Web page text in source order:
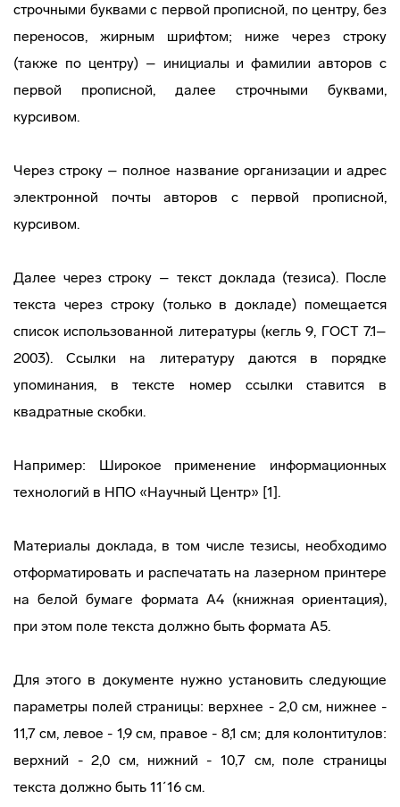
строчными буквами с первой прописной, по центру, без
переносов, жирным шрифтом; ниже через строку
(также по центру) – инициалы и фамилии авторов с
первой прописной, далее строчными буквами,
курсивом.
Через строку – полное название организации и адрес
электронной почты авторов с первой прописной,
курсивом.
Далее через строку – текст доклада (тезиса). После
текста через строку (только в докладе) помещается
список использованной литературы (кегль 9, ГОСТ 7.1–
2003). Ссылки на литературу даются в порядке
упоминания, в тексте номер ссылки ставится в
квадратные скобки.
Например: Широкое применение информационных
технологий в НПО «Научный Центр» [1].
Материалы доклада, в том числе тезисы, необходимо
отформатировать и распечатать на лазерном принтере
на белой бумаге формата А4 (книжная ориентация),
при этом поле текста должно быть формата А5.
Для этого в документе нужно установить следующие
параметры полей страницы: верхнее - 2,0 см, нижнее -
11,7 см, левое - 1,9 см, правое - 8,1 см; для колонтитулов:
верхний - 2,0 см, нижний - 10,7 см, поле страницы
текста должно быть 11´16 см.